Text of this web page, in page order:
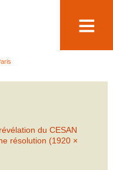
du CESAN
résolution (1920 ×